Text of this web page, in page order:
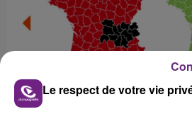
Crédit :Bison Futé
Le respect de votre vie